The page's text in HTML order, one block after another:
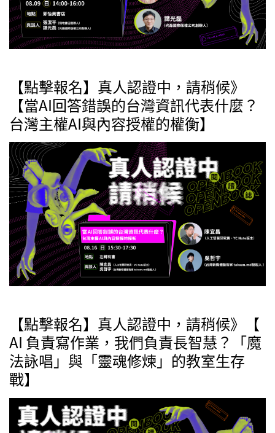
【點擊報名】真人認證中，請稍候》
【當AI回答錯誤的台灣資訊代表什麼？
台灣主權AI與內容授權的權衡】
【點擊報名】真人認證中，請稍候》【
AI 負責寫作業，我們負責長智慧？「魔
法詠唱」與「靈魂修煉」的教室生存
戰】